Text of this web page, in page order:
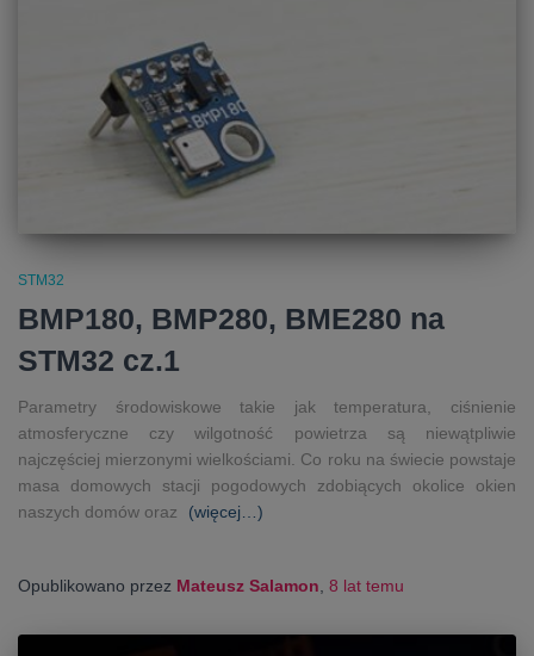
STM32
BMP180, BMP280, BME280 na
STM32 cz.1
Parametry środowiskowe takie jak temperatura, ciśnienie
atmosferyczne czy wilgotność powietrza są niewątpliwie
najczęściej mierzonymi wielkościami. Co roku na świecie powstaje
masa domowych stacji pogodowych zdobiących okolice okien
naszych domów oraz
(więcej…)
Opublikowano przez Mateusz Salamon, 8 lat temu